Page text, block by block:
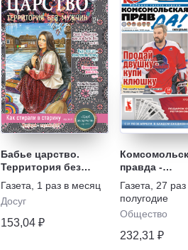
Бабье царство.
Территория без
мужчин
Газета
1 раз в месяц
Досуг
153,04 ₽
правда -
Газета
27 раз
полугодие
Общество
232,31 ₽